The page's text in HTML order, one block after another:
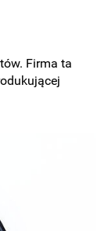
Firma ta